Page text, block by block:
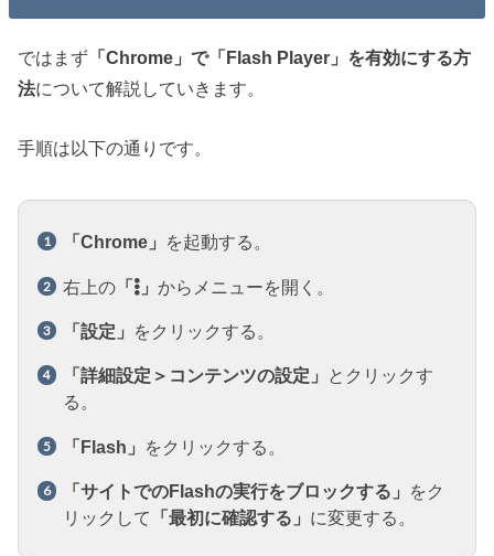
ではまず 「Chrome」で「Flash Player」を有効にする方
法について解説していきます。
手順は以下の通りです。
「Chrome」 を起動する。
右上の 「 」 からメニューを開く。
「設定」 をクリックする。
「詳細設定＞コンテンツの設定」
とクリックす
る。
「Flash」 をクリックする。
「サイトでのFlashの実行をブロックする」
をク
リックして
「最初に確認する」 に変更する。